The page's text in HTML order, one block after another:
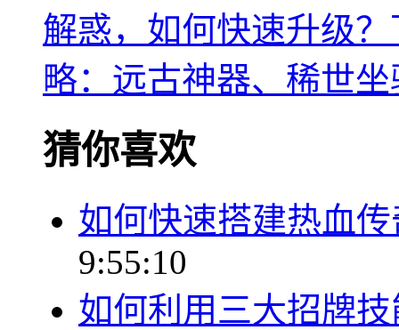
解惑，如何快速升级？
略：远古神器、稀世
猜你喜欢
如何快速搭建热血
9:55:10
如何利用三大招牌